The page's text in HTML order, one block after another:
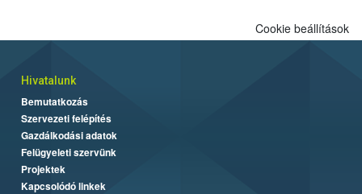
Cookie beállítások
Hivatalunk
Bemutatkozás
Szervezeti felépítés
Gazdálkodási adatok
Felügyeleti szervünk
Projektek
Kapcsolódó linkek